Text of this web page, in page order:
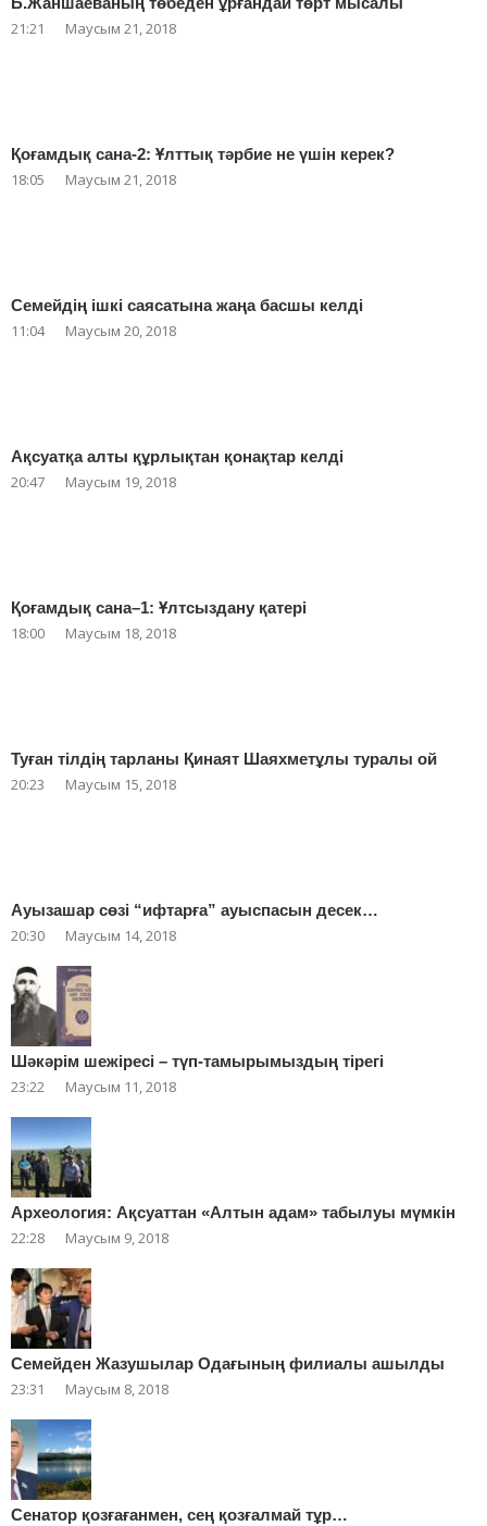
21:21 Маусым 21, 2018
Қоғамдық сана-2: Ұлттық тәрбие не үшін керек?
18:05 Маусым 21, 2018
Семейдің ішкі саясатына жаңа басшы келді
11:04 Маусым 20, 2018
Ақсуатқа алты құрлықтан қонақтар келді
20:47 Маусым 19, 2018
Қоғамдық сана–1: Ұлтсыздану қатері
18:00 Маусым 18, 2018
Туған тілдің тарланы Қинаят Шаяхметұлы туралы ой
20:23 Маусым 15, 2018
Ауызашар сөзі “ифтарға” ауыспасын десек…
20:30 Маусым 14, 2018
Шәкәрім шежіресі – түп-тамырымыздың тірегі
23:22 Маусым 11, 2018
Археология: Ақсуаттан «Алтын адам» табылуы мүмкін
22:28 Маусым 9, 2018
Cемейден Жазушылар Одағының филиалы ашылды
23:31 Маусым 8, 2018
Сенатор қозғағанмен, сең қозғалмай тұр…